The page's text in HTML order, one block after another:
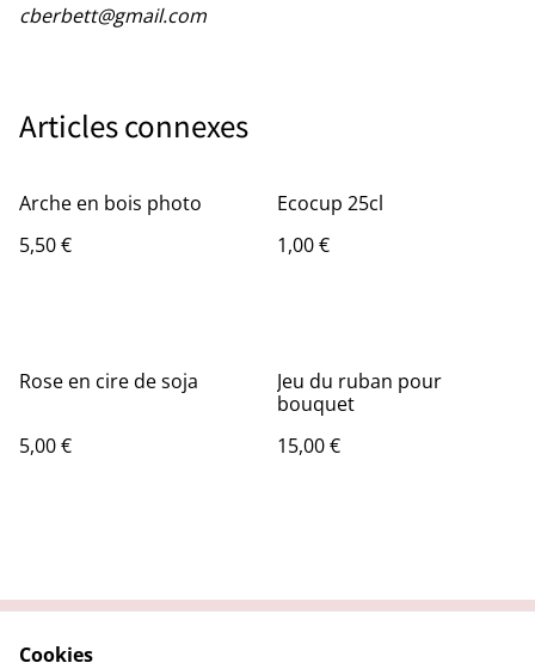
cberbett@gmail.com
Articles connexes
Arche en bois photo
5,50 €
Ecocup 25cl
1,00 €
Rose en cire de soja
5,00 €
Jeu du ruban pour
bouquet
15,00 €
Cookies